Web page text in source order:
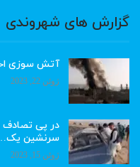
گزارش های شهروندی
آتش سوزی
ژوئن 22, 2023
در پی تصادف
سرنشین
ژوئن 15, 2023